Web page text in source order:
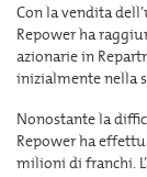
Con la vendita
Repower ha
azionarie in
inizialmente nella
Nonostante la
Repower ha
milioni di franchi.